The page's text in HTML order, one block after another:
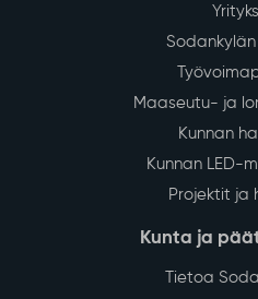
Maaseutu- ja
Kunnan
Kunnan LED-
Projektit ja
Kunta ja
Tietoa